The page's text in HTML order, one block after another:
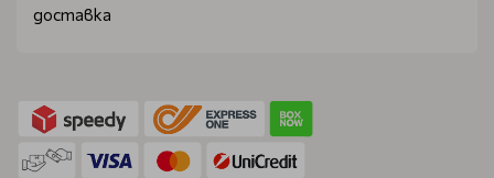
доставка